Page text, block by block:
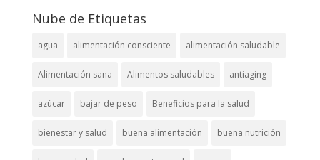
Nube de Etiquetas
agua alimentación consciente alimentación saludable
Alimentación sana Alimentos saludables antiaging
azúcar bajar de peso Beneficios para la salud
bienestar y salud buena alimentación buena nutrición